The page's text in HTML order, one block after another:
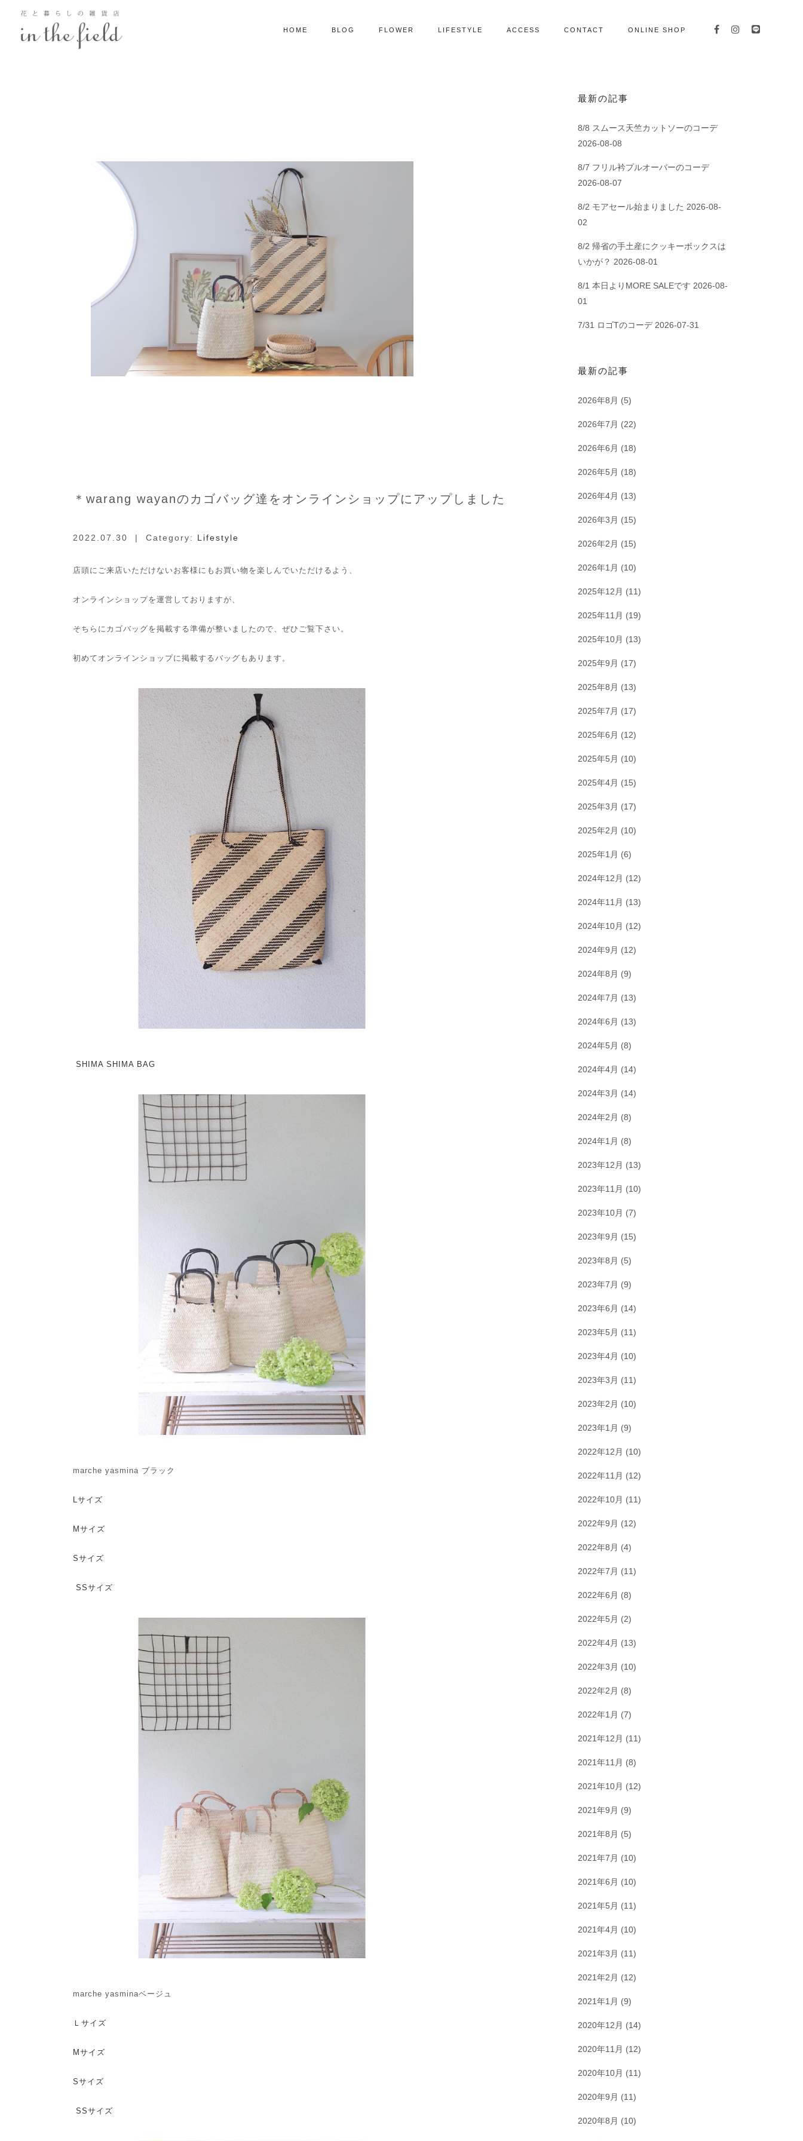
HOME BLOG FLOWER LIFESTYLE ACCESS CONTACT ONLINE SHOP
＊warang wayanのカゴバッグ達をオンラインショップにアップしました
2022.07.30 | Category: Lifestyle
店頭にご来店いただけないお客様にもお買い物を楽しんでいただけるよう、
オンラインショップを運営しておりますが、
そちらにカゴバッグを掲載する準備が整いましたので、ぜひご覧下さい。
初めてオンラインショップに掲載するバッグもあります。
SHIMA SHIMA BAG
marche yasmina ブラック
Lサイズ
Mサイズ
Sサイズ
SSサイズ
marche yasminaベージュ
Ｌサイズ
Mサイズ
Sサイズ
SSサイズ
最新の記事
8/8 スムース天竺カットソーのコーデ
2026-08-08
8/7 フリル衿プルオーバーのコーデ
2026-08-07
8/2 モアセール始まりました 2026-08-
02
8/2 帰省の手土産にクッキーボックスは
いかが？ 2026-08-01
8/1 本日よりMORE SALEです 2026-08-
01
7/31 ロゴTのコーデ 2026-07-31
最新の記事
2026年8月 (5)
2026年7月 (22)
2026年6月 (18)
2026年5月 (18)
2026年4月 (13)
2026年3月 (15)
2026年2月 (15)
2026年1月 (10)
2025年12月 (11)
2025年11月 (19)
2025年10月 (13)
2025年9月 (17)
2025年8月 (13)
2025年7月 (17)
2025年6月 (12)
2025年5月 (10)
2025年4月 (15)
2025年3月 (17)
2025年2月 (10)
2025年1月 (6)
2024年12月 (12)
2024年11月 (13)
2024年10月 (12)
2024年9月 (12)
2024年8月 (9)
2024年7月 (13)
2024年6月 (13)
2024年5月 (8)
2024年4月 (14)
2024年3月 (14)
2024年2月 (8)
2024年1月 (8)
2023年12月 (13)
2023年11月 (10)
2023年10月 (7)
2023年9月 (15)
2023年8月 (5)
2023年7月 (9)
2023年6月 (14)
2023年5月 (11)
2023年4月 (10)
2023年3月 (11)
2023年2月 (10)
2023年1月 (9)
2022年12月 (10)
2022年11月 (12)
2022年10月 (11)
2022年9月 (12)
2022年8月 (4)
2022年7月 (11)
2022年6月 (8)
2022年5月 (2)
2022年4月 (13)
2022年3月 (10)
2022年2月 (8)
2022年1月 (7)
2021年12月 (11)
2021年11月 (8)
2021年10月 (12)
2021年9月 (9)
2021年8月 (5)
2021年7月 (10)
2021年6月 (10)
2021年5月 (11)
2021年4月 (10)
2021年3月 (11)
2021年2月 (12)
2021年1月 (9)
2020年12月 (14)
2020年11月 (12)
2020年10月 (11)
2020年9月 (11)
2020年8月 (10)